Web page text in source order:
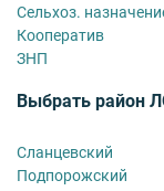
Сельхоз.
Кооператив
ЗНП
Выбрать район
Сланцевский
Подпорожский